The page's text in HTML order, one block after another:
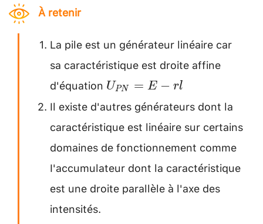
À retenir
La pile est un générateur linéaire car
sa caractéristique est droite affine
d'équation U_{P
N}=E-
UPN = E − rl
Il existe d'autres générateurs dont la
caractéristique est linéaire sur certains
domaines de fonctionnement comme
I'accumulateur dont la caractéristique
est une droite parallèle à l'axe des
intensités.